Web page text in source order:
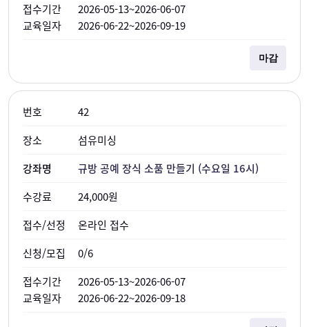
2026-05-13~2026-06-07
2026-06-22~2026-09-19
마감
42
섬유미싱
규방 공예 장식 소품 만들기 (수요일 16시)
24,000원
온라인 접수
0/6
2026-05-13~2026-06-07
2026-06-22~2026-09-18